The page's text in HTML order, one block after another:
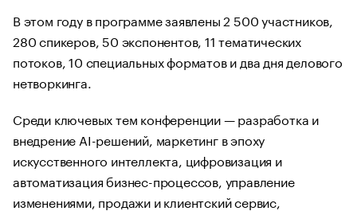
В этом году в программе заявлены 2 500 участников,
280 спикеров, 50 экспонентов, 11 тематических
потоков, 10 специальных форматов и два дня делового
нетворкинга.
Среди ключевых тем конференции — разработка и
внедрение AI-решений, маркетинг в эпоху
искусственного интеллекта, цифровизация и
автоматизация бизнес-процессов, управление
изменениями, продажи и клиентский сервис,